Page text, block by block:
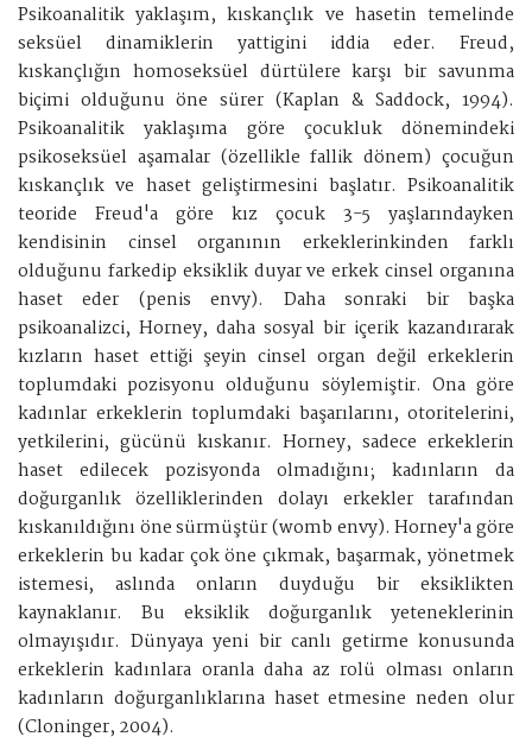
Psikoanalitik yaklaşım, kıskançlık ve hasetin temelinde
seksüel dinamiklerin yattigini iddia eder. Freud,
kıskançlığın homoseksüel dürtülere karşı bir savunma
biçimi olduğunu öne sürer (Kaplan & Saddock, 1994).
Psikoanalitik yaklaşıma göre çocukluk dönemindeki
psikoseksüel aşamalar (özellikle fallik dönem) çocuğun
kıskançlık ve haset geliştirmesini başlatır. Psikoanalitik
teoride Freud'a göre kız çocuk 3-5 yaşlarındayken
kendisinin cinsel organının erkeklerinkinden farklı
olduğunu farkedip eksiklik duyar ve erkek cinsel organına
haset eder (penis envy). Daha sonraki bir başka
psikoanalizci, Horney, daha sosyal bir içerik kazandırarak
kızların haset ettiği şeyin cinsel organ değil erkeklerin
toplumdaki pozisyonu olduğunu söylemiştir. Ona göre
kadınlar erkeklerin toplumdaki başarılarını, otoritelerini,
yetkilerini, gücünü kıskanır. Horney, sadece erkeklerin
haset edilecek pozisyonda olmadığını; kadınların da
doğurganlık özelliklerinden dolayı erkekler tarafından
kıskanıldığını öne sürmüştür (womb envy). Horney'a göre
erkeklerin bu kadar çok öne çıkmak, başarmak, yönetmek
istemesi, aslında onların duyduğu bir eksiklikten
kaynaklanır. Bu eksiklik doğurganlık yeteneklerinin
olmayışıdır. Dünyaya yeni bir canlı getirme konusunda
erkeklerin kadınlara oranla daha az rolü olması onların
kadınların doğurganlıklarına haset etmesine neden olur
(Cloninger, 2004).